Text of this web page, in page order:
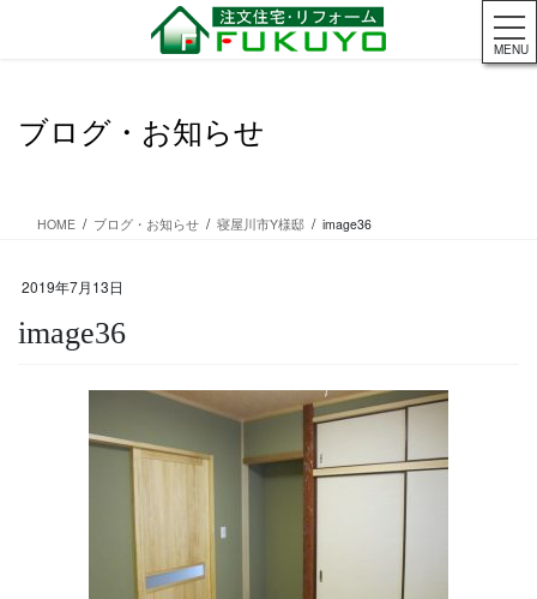
ブログ・お知らせ
HOME ブログ・お知らせ 寝屋川市Y様邸 image36
2019年7月13日
image36
MENU